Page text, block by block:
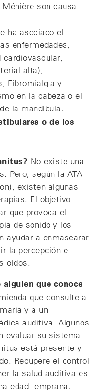
son causa
ha asociado el
enfermedades,
alta),
Fibromialgia y
en la cabeza o el
la mandíbula.
o de los
No existe una
Pero, según la ATA
existen algunas
El objetivo
que provoca el
de sonido y los
ayudar a enmascarar
la percepción e
oídos.
alguien que conoce
que consulte a
y a un
auditiva. Algunos
evaluar su sistema
está presente y
Recupere el control
la salud auditiva es
edad temprana.